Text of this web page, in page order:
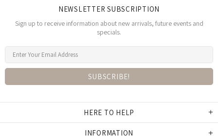
Sign up to receive information about new arrivals, future events and
HERE TO HELP